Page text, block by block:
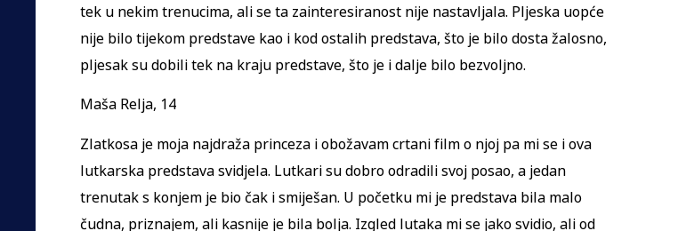
tek u nekim trenucima, ali se ta zainteresiranost nije nastavljala. Pljeska uopće
nije bilo tijekom predstave kao i kod ostalih predstava, što je bilo dosta žalosno,
pljesak su dobili tek na kraju predstave, što je i dalje bilo bezvoljno.
Maša Relja, 14
Zlatkosa je moja najdraža princeza i obožavam crtani film o njoj pa mi se i ova
lutkarska predstava svidjela. Lutkari su dobro odradili svoj posao, a jedan
trenutak s konjem je bio čak i smiješan. U početku mi je predstava bila malo
čudna, priznajem, ali kasnije je bila bolja. Izgled lutaka mi se jako svidio, ali od